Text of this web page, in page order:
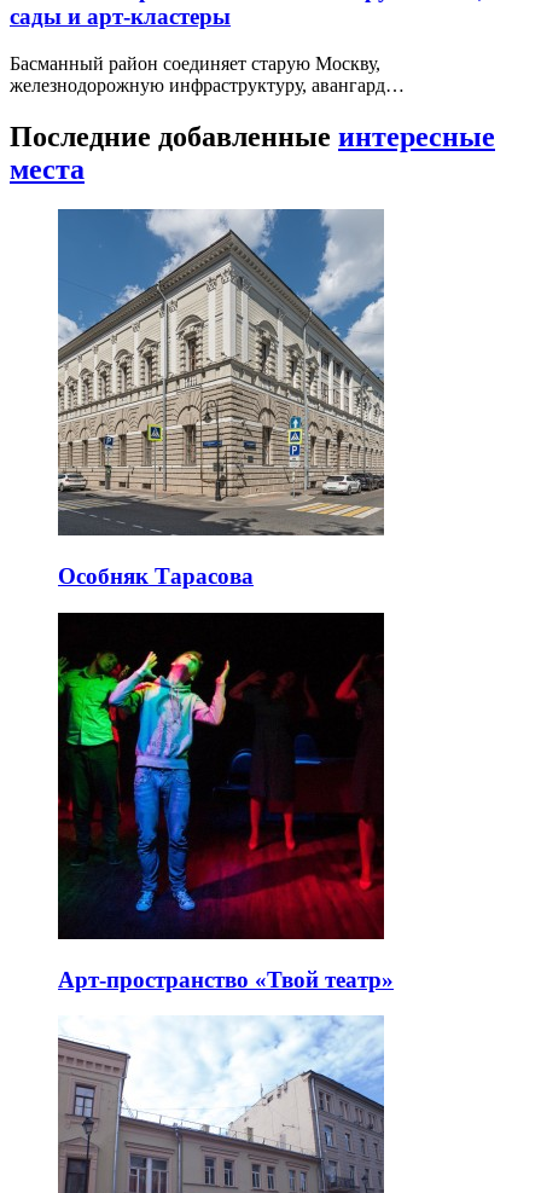
сады и арт-кластеры
Басманный район соединяет старую Москву,
железнодорожную инфраструктуру, авангард…
Последние добавленные интересные
места
Особняк Тарасова
Арт-пространство «Твой театр»